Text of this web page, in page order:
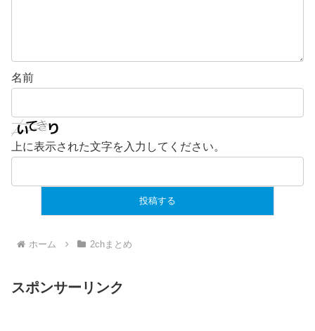
名前
上に表示された文字を入力してください。
ホーム 2chまとめ
スポンサーリンク